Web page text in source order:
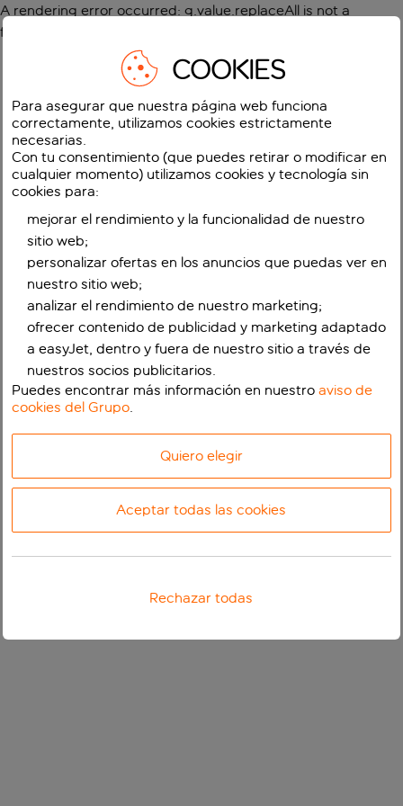
A rendering error occurred: g.value.replaceAll is not a
function
COOKIES
Para asegurar que nuestra página web funciona
correctamente, utilizamos cookies estrictamente
necesarias.
Con tu consentimiento (que puedes retirar o modificar en
cualquier momento) utilizamos cookies y tecnología sin
cookies para:
mejorar el rendimiento y la funcionalidad de nuestro
sitio web;
personalizar ofertas en los anuncios que puedas ver en
nuestro sitio web;
analizar el rendimiento de nuestro marketing;
ofrecer contenido de publicidad y marketing adaptado
a easyJet, dentro y fuera de nuestro sitio a través de
nuestros socios publicitarios.
Puedes encontrar más información en nuestroaviso de
cookies del Grupo.
Quiero elegir
Aceptar todas las cookies
Rechazar todas